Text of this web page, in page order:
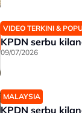
VIDEO TERKINI &
KPDN serbu
09/07/2026
MALAYSIA
KPDN serbu